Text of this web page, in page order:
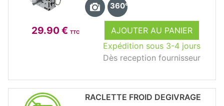
29.90 € TTC
AJOUTER AU PANIER
Expédition sous 3-4 jours
Dès reception fournisseur
360°
RACLETTE FROID DEGIVRAGE